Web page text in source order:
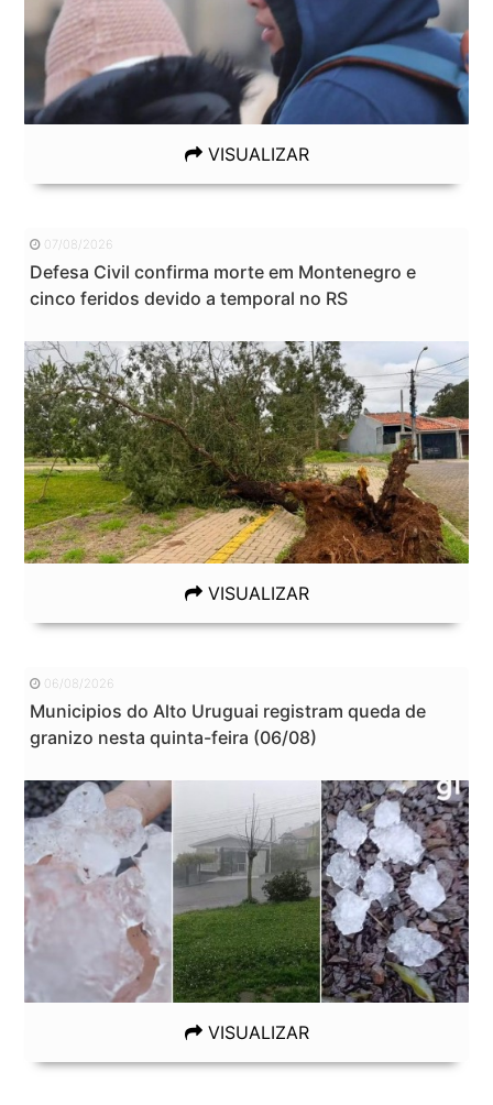
VISUALIZAR
07/08/2026
Defesa Civil confirma morte em Montenegro e
cinco feridos devido a temporal no RS
VISUALIZAR
06/08/2026
Municipios do Alto Uruguai registram queda de
granizo nesta quinta-feira (06/08)
VISUALIZAR